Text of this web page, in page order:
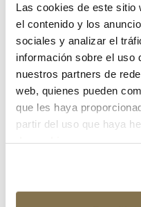
Las cookies de este sitio
el contenido y los
sociales y analizar el
información sobre el uso
nuestros partners de
web, quienes pueden
que les haya
partir del uso que haya
¿Has olvidado tu